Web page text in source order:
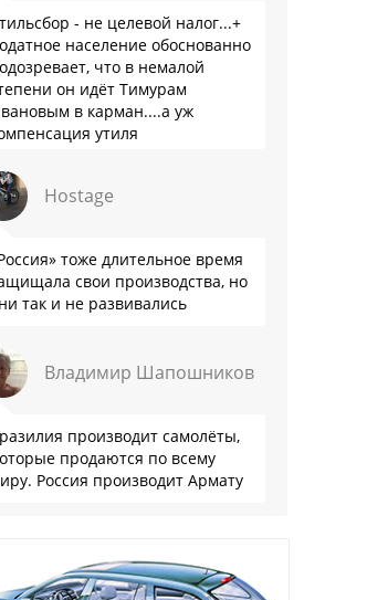
- не целевой налог...+
население обоснованно
что в немалой
он идёт Тимурам
в карман....а уж
утиля
прям эталон коррупции
Hostage
тоже длительное время
свои производства, но
так и не развивались
Владимир Шапошников
производит самолёты,
продаются по всему
Россия производит Армату